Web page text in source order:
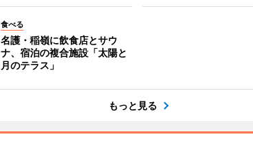
食べる
名護・稲嶺に飲食店とサウ
ナ、宿泊の複合施設「太陽と
月のテラス」
もっと見る